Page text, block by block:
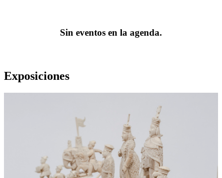
Sin eventos en la agenda.
Exposiciones